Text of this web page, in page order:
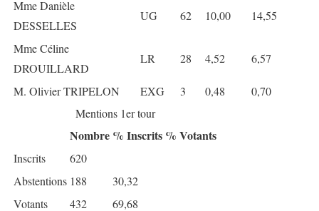
Mme Danièle
DESSELLES
UG 62 10,00 14,55
Mme Céline
DROUILLARD
LR 28 4,52 6,57
M. Olivier TRIPELON EXG 3 0,48
0,70
Mentions 1er tour
Nombre % Inscrits % Votants
Inscrits
620
Abstentions 188
30,32
Votants
432
69,68